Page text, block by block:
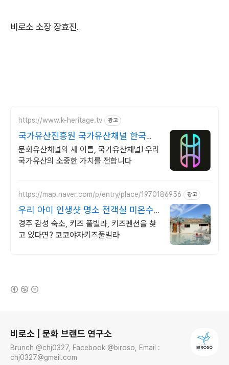
비로소 소장 장효진.
https://www.k-heritage.tv 광고
국가유산진흥원 국가유산채널 한국의
세계유산 영상
문화유산채널의 새 이름, 국가유산채널! 우리
국가유산의 소중한 가치를 전합니다
https://map.naver.com/p/entry/place/1970186956 광고
우리 아이 인생샷 명소 전객실 미온수
무료!
경주 감성 숙소, 키즈 풀빌라, 키즈펜션을 찾
고 있다면? 코코야자키즈풀빌라
비로소 | 문화 브랜드 연구소
Brunch @chj0327, Facebook @biroso, Email :
chj0327@gmail.com